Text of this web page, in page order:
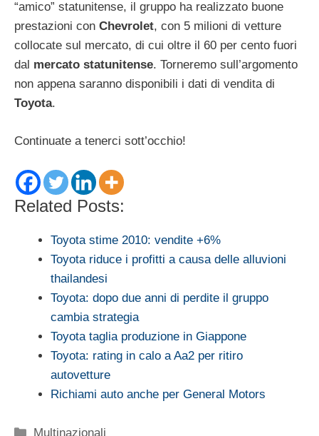
“amico” statunitense, il gruppo ha realizzato buone
prestazioni con Chevrolet, con 5 milioni di vetture
collocate sul mercato, di cui oltre il 60 per cento fuori
dal mercato statunitense. Torneremo sull’argomento
non appena saranno disponibili i dati di vendita di
Toyota.
Continuate a tenerci sott’occhio!
Related Posts:
Toyota stime 2010: vendite +6%
Toyota riduce i profitti a causa delle alluvioni
thailandesi
Toyota: dopo due anni di perdite il gruppo
cambia strategia
Toyota taglia produzione in Giappone
Toyota: rating in calo a Aa2 per ritiro
autovetture
Richiami auto anche per General Motors
Categorie
Multinazionali